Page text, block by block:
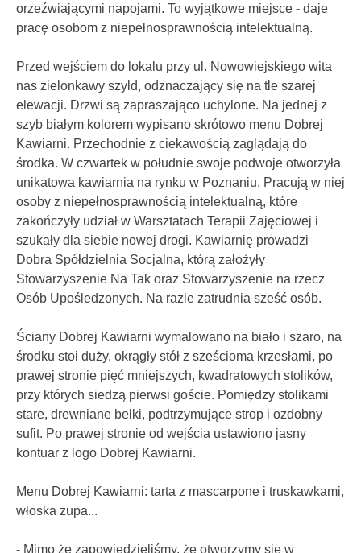
orzeźwiającymi napojami. To wyjątkowe miejsce - daje
pracę osobom z niepełnosprawnością intelektualną.
Przed wejściem do lokalu przy ul. Nowowiejskiego wita
nas zielonkawy szyld, odznaczający się na tle szarej
elewacji. Drzwi są zapraszająco uchylone. Na jednej z
szyb białym kolorem wypisano skrótowo menu Dobrej
Kawiarni. Przechodnie z ciekawością zaglądają do
środka. W czwartek w południe swoje podwoje otworzyła
unikatowa kawiarnia na rynku w Poznaniu. Pracują w niej
osoby z niepełnosprawnością intelektualną, które
zakończyły udział w Warsztatach Terapii Zajęciowej i
szukały dla siebie nowej drogi. Kawiarnię prowadzi
Dobra Spółdzielnia Socjalna, którą założyły
Stowarzyszenie Na Tak oraz Stowarzyszenie na rzecz
Osób Upośledzonych. Na razie zatrudnia sześć osób.
Ściany Dobrej Kawiarni wymalowano na biało i szaro, na
środku stoi duży, okrągły stół z sześcioma krzesłami, po
prawej stronie pięć mniejszych, kwadratowych stolików,
przy których siedzą pierwsi goście. Pomiędzy stolikami
stare, drewniane belki, podtrzymujące strop i ozdobny
sufit. Po prawej stronie od wejścia ustawiono jasny
kontuar z logo Dobrej Kawiarni.
Menu Dobrej Kawiarni: tarta z mascarpone i truskawkami,
włoska zupa...
- Mimo że zapowiedzieliśmy, że otworzymy się w